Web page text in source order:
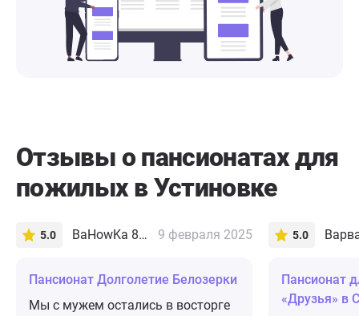
Отзывы о пансионатах для
пожилых в Устиновке
5.0 BaHowKa 8502 9 февраля 2025
Пансионат Долголетие Белозерки
Мы с мужем остались в восторге
5.0
Пансионат
«Друзья» в